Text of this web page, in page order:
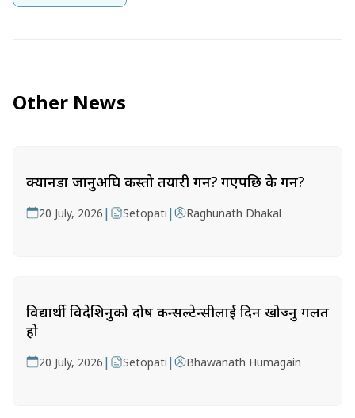
Other News
क्यानडा जानुअघि कस्तो तयारी गर्ने? गएपछि के गर्ने?
20 July, 2026 | Setopati | Raghunath Dhakal
विद्यार्थी विदेशिनुको दोष कन्सल्टेन्सीलाई दिन खोज्नु गलत
हो
20 July, 2026 | Setopati | Bhawanath Humagain